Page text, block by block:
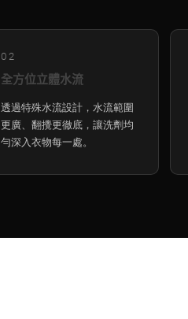
02
全方位立體水流
透過特殊水流設計，水流範圍
更廣、翻攪更徹底，讓洗劑均
勻深入衣物每一處。